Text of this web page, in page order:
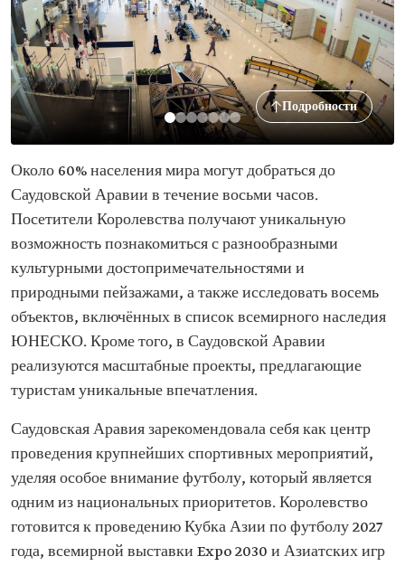
Подробности
Около 60% населения мира могут добраться до
Саудовской Аравии в течение восьми часов.
Посетители Королевства получают уникальную
возможность познакомиться с разнообразными
культурными достопримечательностями и
природными пейзажами, а также исследовать восемь
объектов, включённых в список всемирного наследия
ЮНЕСКО. Кроме того, в Саудовской Аравии
реализуются масштабные проекты, предлагающие
туристам уникальные впечатления.
Саудовская Аравия зарекомендовала себя как центр
проведения крупнейших спортивных мероприятий,
уделяя особое внимание футболу, который является
одним из национальных приоритетов. Королевство
готовится к проведению Кубка Азии по футболу 2027
года, всемирной выставки Expo 2030 и Азиатских игр